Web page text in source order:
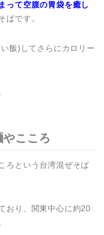
って空腹の胃袋を癒し
ばです。
飯)してさらにカロリー
こころ
ろという台湾混ぜそば
おり、関東中心に約20